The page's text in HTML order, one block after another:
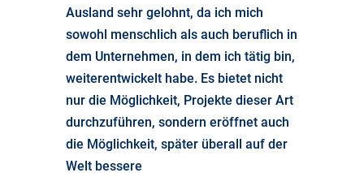
Ausland sehr gelohnt, da ich mich
sowohl menschlich als auch beruflich in
dem Unternehmen, in dem ich tätig bin,
weiterentwickelt habe. Es bietet nicht
nur die Möglichkeit, Projekte dieser Art
durchzuführen, sondern eröffnet auch
die Möglichkeit, später überall auf der
Welt bessere